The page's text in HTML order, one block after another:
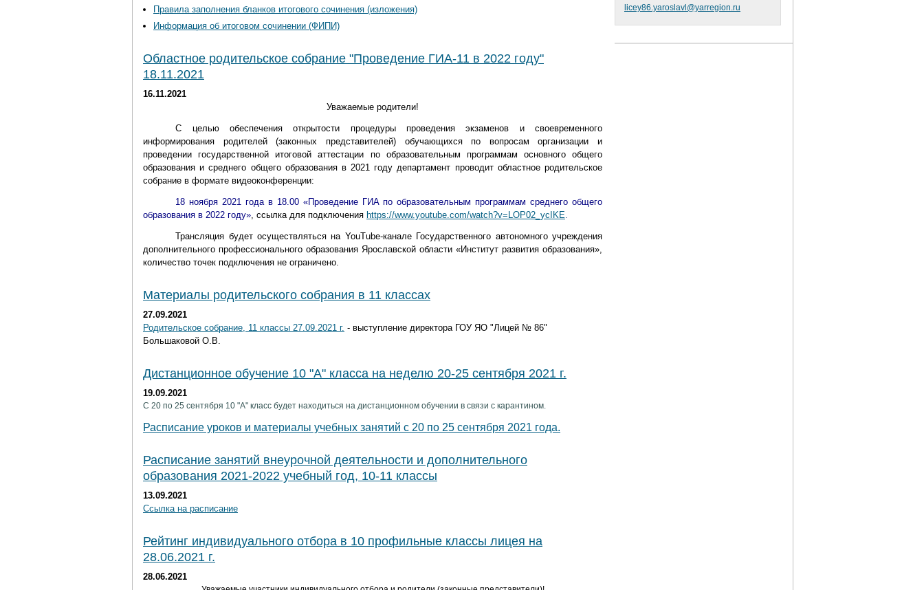
Правила заполнения бланков итогового сочинения (изложения)
Информация об итоговом сочинении (ФИПИ)
Областное родительское собрание "Проведение ГИА-11 в 2022 году"
18.11.2021
16.11.2021
Уважаемые родители!
С целью обеспечения открытости процедуры проведения экзаменов и своевременного
информирования родителей (законных представителей) обучающихся по вопросам организации и
проведении государственной итоговой аттестации по образовательным программам основного общего
образования и среднего общего образования в 2021 году департамент проводит областное родительское
собрание в формате видеоконференции:
18 ноября 2021 года в 18.00 «Проведение ГИА по образовательным программам среднего общего
образования в 2022 году» , ссылка для подключения https://www.youtube.com/watch?v=LOP02_ycIKE
Трансляция будет осуществляться на YouTube-канале Государственного автономного учреждения
дополнительного профессионального образования Ярославской области «Институт развития образования»,
количество точек подключения не ограничено.
Материалы родительского собрания в 11 классах
27.09.2021
Родительское собрание, 11 классы 27.09.2021 г. - выступление директора ГОУ ЯО "Лицей № 86"
Большаковой О.В.
Дистанционное обучение 10 "А" класса на неделю 20-25 сентября 2021 г.
19.09.2021
С 20 по 25 сентября 10 "А" класс будет находиться на дистанционном обучении в связи с карантином.
Расписание уроков и материалы учебных занятий с 20 по 25 сентября 2021 года.
Расписание занятий внеурочной деятельности и дополнительного
образования 2021-2022 учебный год, 10-11 классы
13.09.2021
Ссылка на расписание
Рейтинг индивидуального отбора в 10 профильные классы лицея на
28.06.2021 г.
28.06.2021
licey86.yaroslavl@yarregion.ru